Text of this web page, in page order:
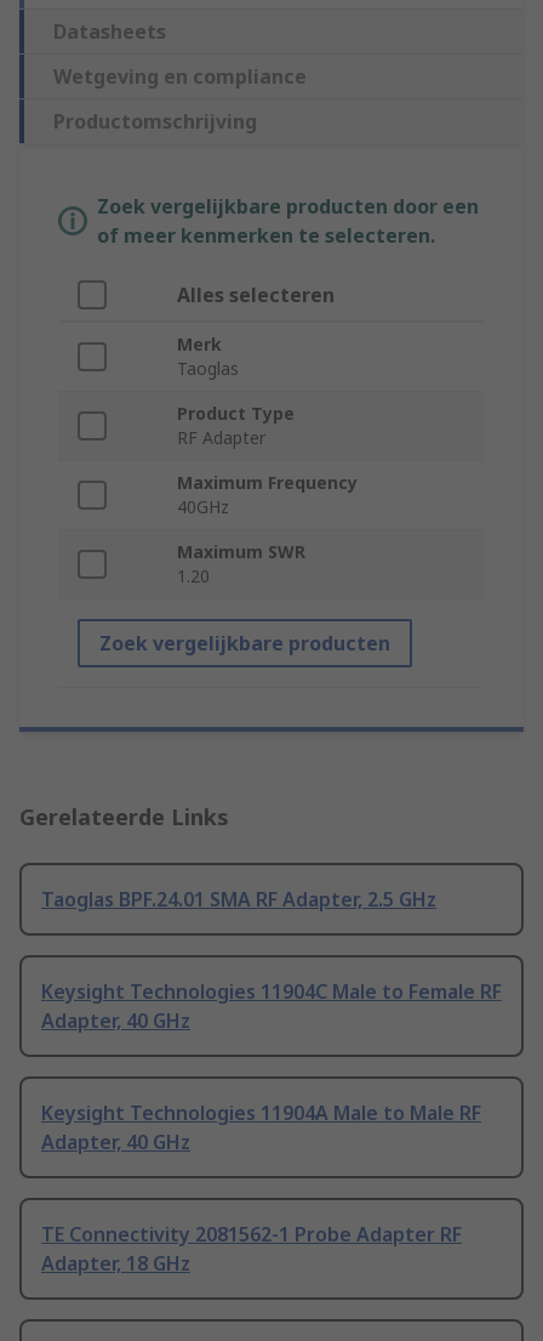
Datasheets
Wetgeving en compliance
Productomschrijving
Zoek vergelijkbare producten door een
of meer kenmerken te selecteren.
Alles selecteren
Merk
Taoglas
Product Type
RF Adapter
Maximum Frequency
40GHz
Maximum SWR
1.20
Zoek vergelijkbare producten
Gerelateerde Links
Taoglas BPF.24.01 SMA RF Adapter, 2.5 GHz
Keysight Technologies 11904C Male to Female RF
Adapter, 40 GHz
Keysight Technologies 11904A Male to Male RF
Adapter, 40 GHz
TE Connectivity 2081562-1 Probe Adapter RF
Adapter, 18 GHz